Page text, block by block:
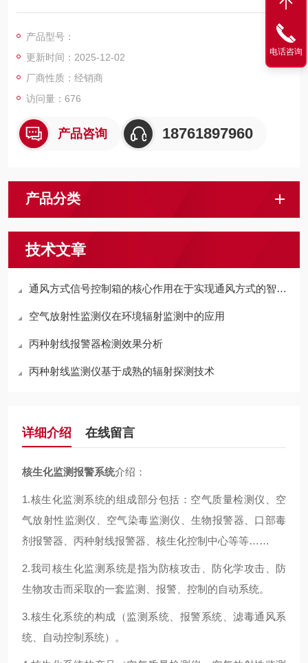
丙种射线报警器、核生化控制中心等等……
产品型号：
更新时间：2025-12-02
厂商性质：经销商
访问量：676
产品咨询 18761897960
产品分类
技术文章
通风方式信号控制箱的核心作用在于实现通风方式的智能切换
空气放射性监测仪在环境辐射监测中的应用
丙种射线报警器检测效果分析
丙种射线监测仪基于成熟的辐射探测技术
详细介绍 在线留言
核生化监测报警系统介绍：
1.核生化监测系统的组成部分包括：空气质量检测仪、空
气放射性监测仪、空气染毒监测仪、生物报警器、口部毒
剂报警器、丙种射线报警器、核生化控制中心等等……
2.我司核生化监测系统是指为防核攻击、防化学攻击、防
生物攻击而采取的一套监测、报警、控制的自动系统。
3.核生化系统的构成（监测系统、报警系统、滤毒通风系
统、自动控制系统）。
电话咨询